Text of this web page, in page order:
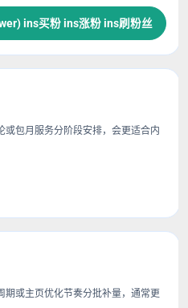
ins买粉 ins涨粉 ins刷粉丝
包月服务分阶段安排，会更适合内
或主页优化节奏分批补量，通常更